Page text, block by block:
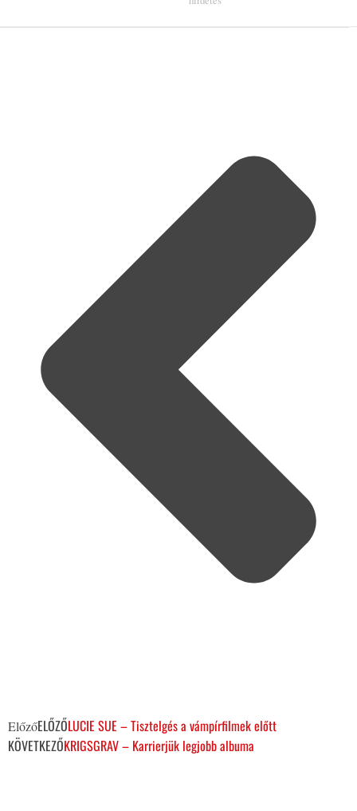
ElőzőELŐZŐLUCIE SUE – Tisztelgés a vámpírfilmek előtt
KÖVETKEZŐKRIGSGRAV – Karrierjük legjobb albuma